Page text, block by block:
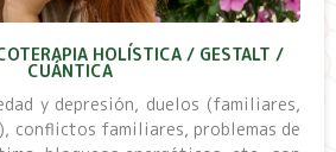
HOLÍSTICA / GESTALT /
CUÁNTICA
y depresión, duelos (familiares,
conflictos familiares, problemas de